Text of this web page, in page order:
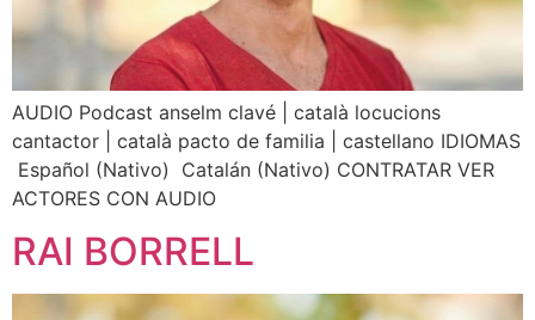
AUDIO Podcast anselm clavé | català locucions
cantactor | català pacto de familia | castellano IDIOMAS
Español (Nativo) Catalán (Nativo) CONTRATAR VER
ACTORES CON AUDIO
RAI BORRELL